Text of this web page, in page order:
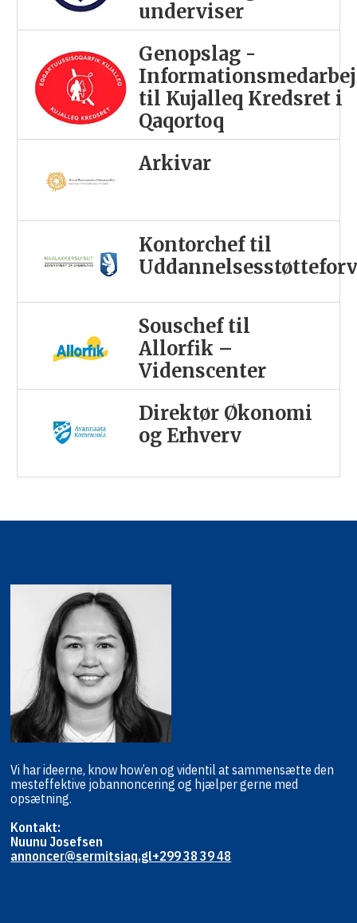
underviser
Genopslag -
til Kujalleq Kredsret i
Qaqortoq
Arkivar
Kontorchef til
Souschef til
Allorfik –
Videnscenter
Direktør Økonomi
og Erhverv
Vi har ideerne, know how’en og videntil at sammensætte den
mesteffektive jobannoncering og hjælpergerne med
opsætning.
Kontakt:
Nuunu Josefsen
annoncer@sermitsiaq.gl+299 38 39 48